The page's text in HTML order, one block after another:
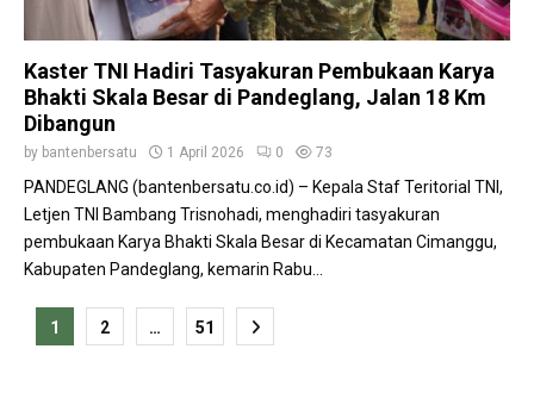
Kaster TNI Hadiri Tasyakuran Pembukaan Karya
Bhakti Skala Besar di Pandeglang, Jalan 18 Km
Dibangun
by bantenbersatu 1 April 2026 0 73
PANDEGLANG (bantenbersatu.co.id) – Kepala Staf Teritorial TNI,
Letjen TNI Bambang Trisnohadi, menghadiri tasyakuran
pembukaan Karya Bhakti Skala Besar di Kecamatan Cimanggu,
Kabupaten Pandeglang, kemarin Rabu...
Paginasi
1 2 … 51